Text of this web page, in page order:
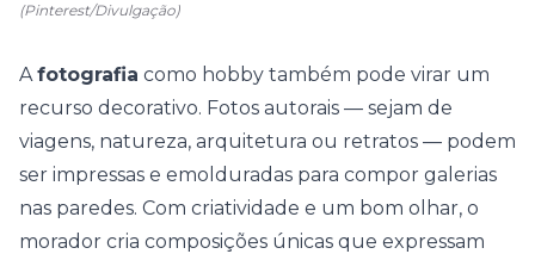
(Pinterest/Divulgação)
Afotografia como hobby também pode virar um
recurso decorativo. Fotos autorais — sejam de
viagens, natureza, arquitetura ou retratos — podem
ser impressas e emolduradas para compor galerias
nas paredes. Com criatividade e um bom olhar, o
morador cria composições únicas que expressam